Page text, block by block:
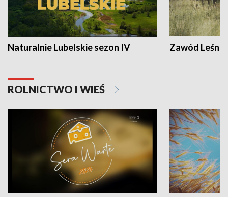
Naturalnie Lubelskie sezon IV Zawód Leśnik
ROLNICTWO I WIEŚ